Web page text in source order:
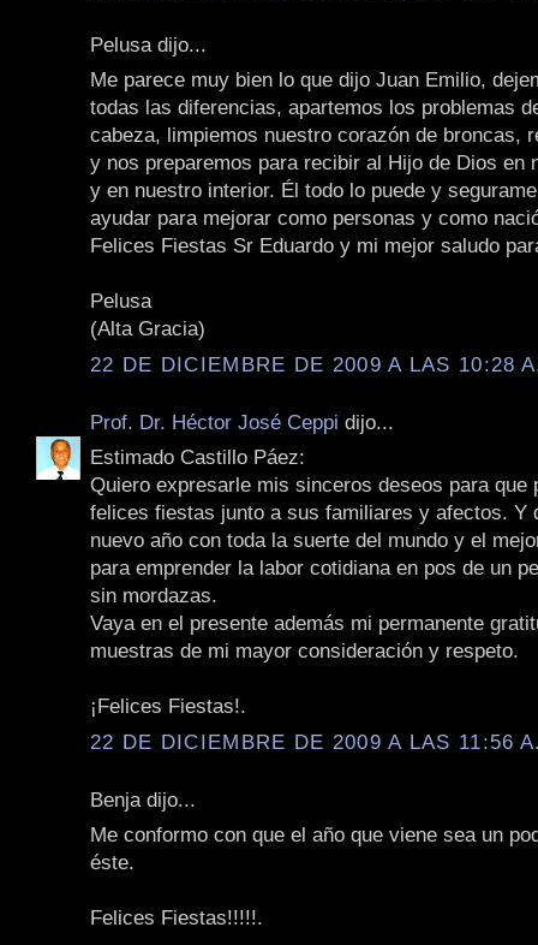
Pelusa dijo...
Me parece muy bien lo que dijo Juan Emilio,
todas las diferencias, apartemos los problemas
cabeza, limpiemos nuestro corazón de broncas,
y nos preparemos para recibir al Hijo de Dios en
y en nuestro interior. Él todo lo puede y
ayudar para mejorar como personas y como
Felices Fiestas Sr Eduardo y mi mejor saludo
Pelusa
(Alta Gracia)
22 DE DICIEMBRE DE 2009 A LAS 10:28
Prof. Dr. Héctor José Ceppi dijo...
Estimado Castillo Páez:
Quiero expresarle mis sinceros deseos para que
felices fiestas junto a sus familiares y afectos. Y
nuevo año con toda la suerte del mundo y el
para emprender la labor cotidiana en pos de un
sin mordazas.
Vaya en el presente además mi permanente
muestras de mi mayor consideración y respeto.
¡Felices Fiestas!.
22 DE DICIEMBRE DE 2009 A LAS 11:56
Benja dijo...
Me conformo con que el año que viene sea un
éste.
Felices Fiestas!!!!!.